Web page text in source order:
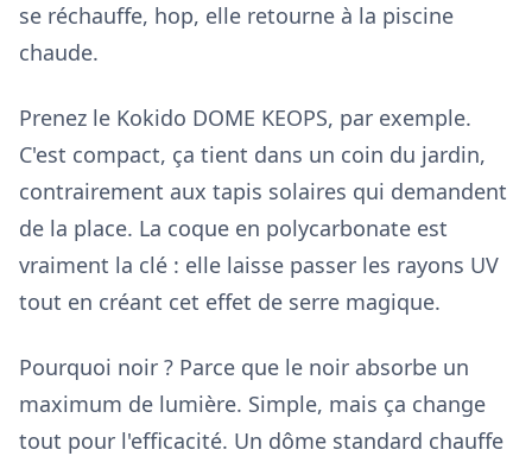
se réchauffe, hop, elle retourne à la piscine
chaude.
Prenez le Kokido DOME KEOPS, par exemple.
C'est compact, ça tient dans un coin du jardin,
contrairement aux tapis solaires qui demandent
de la place. La coque en polycarbonate est
vraiment la clé : elle laisse passer les rayons UV
tout en créant cet effet de serre magique.
Pourquoi noir ? Parce que le noir absorbe un
maximum de lumière. Simple, mais ça change
tout pour l'efficacité. Un dôme standard chauffe